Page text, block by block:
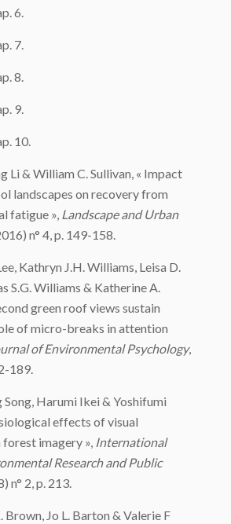
6.
7.
8.
9.
10.
Li & William C. Sullivan, « Impact
landscapes on recovery from
fatigue », Landscape and Urban
n° 4, p. 149-158.
Kathryn J.H. Williams, Leisa D.
S.G. Williams & Katherine A.
green roof views sustain
of micro-breaks in attention
of Environmental Psychology,
189.
Song, Harumi Ikei & Yoshifumi
effects of visual
imagery », International
Research and Public
n° 2, p. 213.
Brown, Jo L. Barton & Valerie F